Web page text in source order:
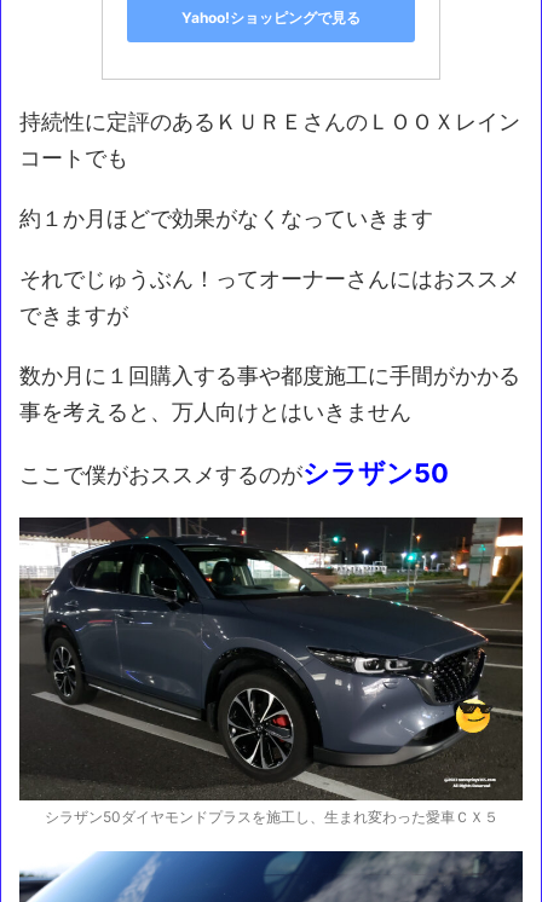
Yahoo!ショッピングで見る
持続性に定評のあるＫＵＲＥさんのＬＯＯＸレイン
コートでも
約１か月ほどで効果がなくなっていきます
それでじゅうぶん！ってオーナーさんにはおススメ
できますが
数か月に１回購入する事や都度施工に手間がかかる
事を考えると、万人向けとはいきません
ここで僕がおススメするのがシラザン50
シラザン50ダイヤモンドプラスを施工し、生まれ変わった愛車ＣＸ５